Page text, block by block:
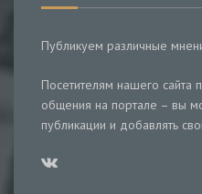
Публикуем различные
Посетителям нашего сайта
общения на портале – вы
публикации и добавлять